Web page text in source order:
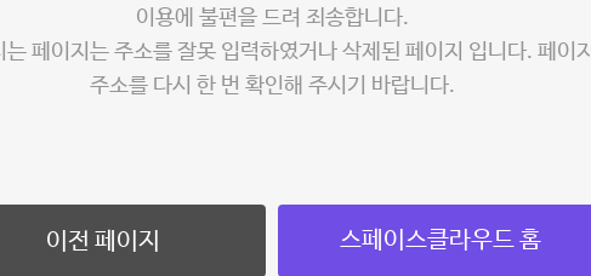
이용에 불편을 드려 죄송합니다.
는 페이지는 주소를 잘못 입력하였거나 삭제된 페이지 입니다. 페이지
주소를 다시 한 번 확인해 주시기 바랍니다.
이전 페이지 스페이스클라우드 홈